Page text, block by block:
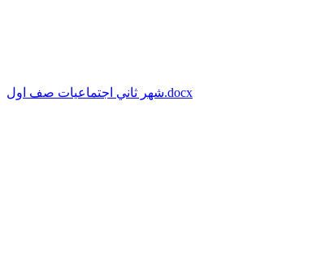
شهر ثاني اجتماعيات صف اول.docx